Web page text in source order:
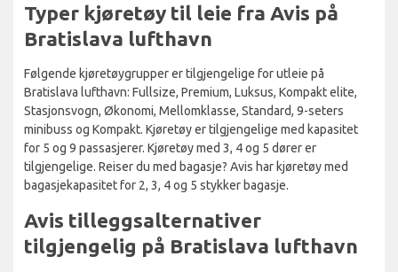
Typer kjøretøy til leie fra Avis på
Bratislava lufthavn
Følgende kjøretøygrupper er tilgjengelige for utleie på
Bratislava lufthavn: Fullsize, Premium, Luksus, Kompakt elite,
Stasjonsvogn, Økonomi, Mellomklasse, Standard, 9-seters
minibuss og Kompakt. Kjøretøy er tilgjengelige med kapasitet
for 5 og 9 passasjerer. Kjøretøy med 3, 4 og 5 dører er
tilgjengelige. Reiser du med bagasje? Avis har kjøretøy med
bagasjekapasitet for 2, 3, 4 og 5 stykker bagasje.
Avis tilleggsalternativer
tilgjengelig på Bratislava lufthavn